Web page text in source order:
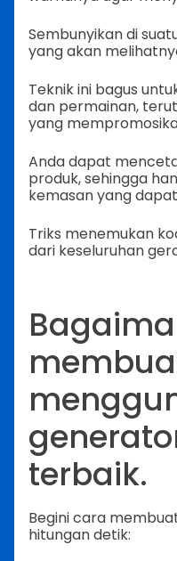
Sembunyikan di
yang akan
Teknik ini bagus
dan permainan,
yang
Anda dapat
produk, sehingga
kemasan yang
Triks menemukan
dari keseluruhan
terbaik.
Begini cara
hitungan detik: